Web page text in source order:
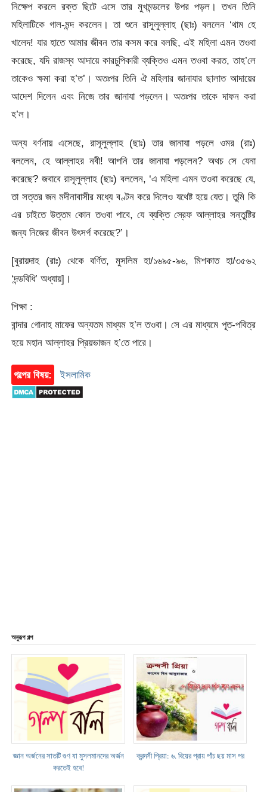
নিক্ষেপ করলে রক্ত ছিটে এসে তার মুখমন্ডলের উপর পড়ল। তখন তিনি
মহিলাটিকে গাল-মন্দ করলেন। তা শুনে রাসূলুল্লাহ (ছাঃ) বললেন ‘থাম হে
খালেদ! যার হাতে আমার জীবন তার কসম করে বলছি, এই মহিলা এমন তওবা
করেছে, যদি রাজস্ব আদায়ে কারচুপিকারী ব্যক্তিও এমন তওবা করত, তাহ’লে
তাকেও ক্ষমা করা হ’ত’। অতঃপর তিনি ঐ মহিলার জানাযার ছালাত আদায়ের
আদেশ দিলেন এবং নিজে তার জানাযা পড়লেন। অতঃপর তাকে দাফন করা
হ’ল।
অন্য বর্ণনায় এসেছে, রাসূলুল্লাহ (ছাঃ) তার জানাযা পড়লে ওমর (রাঃ)
বললেন, হে আল্লাহর নবী! আপনি তার জানাযা পড়লেন? অথচ সে যেনা
করেছে? জবাবে রাসূলুল্লাহ (ছাঃ) বললেন, ‘এ মহিলা এমন তওবা করেছে যে,
তা সত্তর জন মদীনাবাসীর মধ্যে বণ্টন করে দিলেও যথেষ্ট হয়ে যেত। তুমি কি
এর চাইতে উত্তম কোন তওবা পাবে, যে ব্যক্তি স্রেফ আল্লাহর সন্তুষ্টির
জন্য নিজের জীবন উৎসর্গ করেছে?’।
[বুরায়দাহ (রাঃ) থেকে বর্ণিত, মুসলিম হা/১৬৯৫-৯৬, মিশকাত হা/৩৫৬২
‘দন্ডবিধি’ অধ্যায়]।
শিক্ষা :
বান্দার গোনাহ মাফের অন্যতম মাধ্যম হ’ল তওবা। সে এর মাধ্যমে পূত-পবিত্র
হয়ে মহান আল্লাহর প্রিয়ভাজন হ’তে পারে।
গল্পের বিষয়: ইসলামিক
অনুরূপ গল্প
জ্ঞান অর্জনের সাতটি গুণ যা মুসলমানদের অর্জন
করতেই হবে!
ক্রন্দসী প্রিয়া: ৬. বিয়ের প্রায় পাঁচ ছয় মাস পর